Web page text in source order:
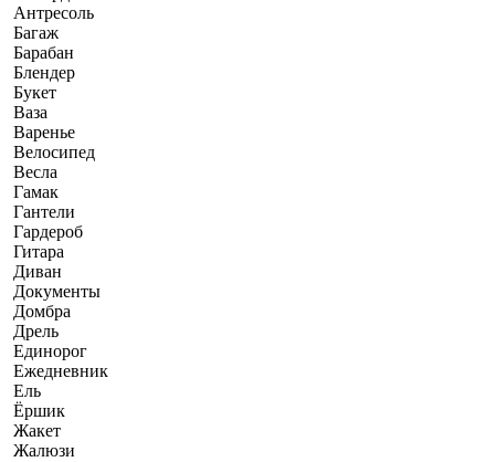
Антресоль
Багаж
Барабан
Блендер
Букет
Ваза
Варенье
Велосипед
Весла
Гамак
Гантели
Гардероб
Гитара
Диван
Документы
Домбра
Дрель
Единорог
Ежедневник
Ель
Ёршик
Жакет
Жалюзи